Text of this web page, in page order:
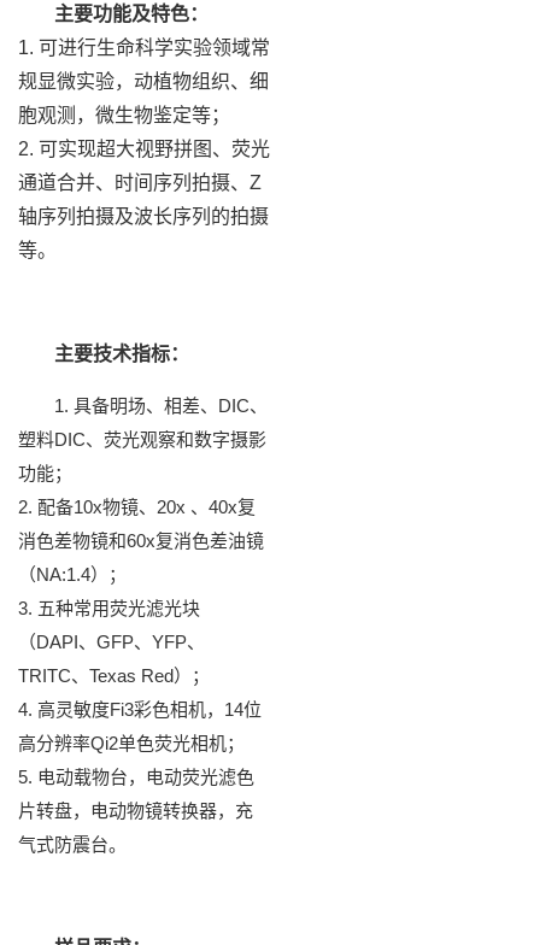
主要功能及特色：
1. 可进行生命科学实验领域常
规显微实验，动植物组织、细
胞观测，微生物鉴定等；
2. 可实现超大视野拼图、荧光
通道合并、时间序列拍摄、Z
轴序列拍摄及波长序列的拍摄
等。
主要技术指标：
1. 具备明场、相差、DIC、
塑料DIC、荧光观察和数字摄影
功能；
2. 配备10x物镜、20x 、40x复
消色差物镜和60x复消色差油镜
（NA:1.4）；
3. 五种常用荧光滤光块
（DAPI、GFP、YFP、
TRITC、Texas Red）；
4. 高灵敏度Fi3彩色相机，14位
高分辨率Qi2单色荧光相机；
5. 电动载物台，电动荧光滤色
片转盘，电动物镜转换器，充
气式防震台。